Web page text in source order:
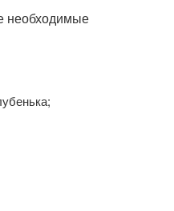
необходимые